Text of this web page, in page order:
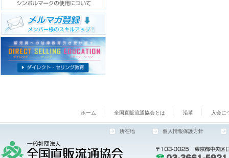
ホーム 全国直販流通協会とは 沿革 入会に
所在地 個人情報保護方針